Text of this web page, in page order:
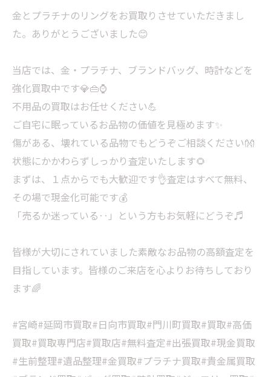
金とプラチナのリングをお買取りさせていただきまし
た。ありがとうございました😊
当店では、金・プラチナ、ブランドバッグ、時計などを
強化買取中です💎👜⌚
不用品の買取はお任せください💪
ご自宅に眠っているお品物の価値を見極めます✨
傷がある、壊れている品物でもどうぞご相談ください👐
状態にかかわらずしっかり査定いたします🌻
まずは、１点からでも大歓迎です👌査定はすべて無料、
その場で現金化可能です💰
「売るか迷っている‥」という方もお気軽にどうぞ♬
皆様が大切にされていました素敵なお品物の高額査定を
目指しています。皆様のご来店を心よりお待ちしており
ます🌈
#宮崎#延岡市買取#日向市買取#門川町買取#買取#高価
買取#買取専門店#買取店#無料査定#出張買取#現金買取
#生前整理#遺品整理#金買取#プラチナ買取#貴金属買取